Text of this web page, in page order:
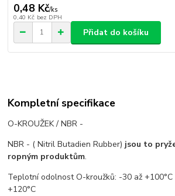
0,48 Kč/ks
0,40 Kč bez DPH
Přidat do košíku
Kompletní specifikace
O-KROUŽEK / NBR -
NBR - ( Nitril Butadien Rubber) jsou to
ropným produktům.
Teplotní odolnost O-kroužků: -30 až
+120°C